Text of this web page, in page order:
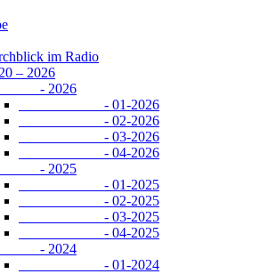
im Radio
– 2026
2026
- 01-2026
- 02-2026
- 03-2026
- 04-2026
2025
- 01-2025
- 02-2025
- 03-2025
- 04-2025
2024
- 01-2024